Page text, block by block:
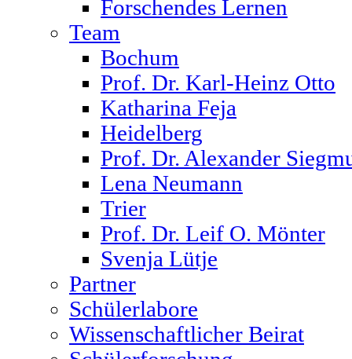
Forschendes Lernen
Team
Bochum
Prof. Dr. Karl-Heinz Otto
Katharina Feja
Heidelberg
Prof. Dr. Alexander
Lena Neumann
Trier
Prof. Dr. Leif O. Mönter
Svenja Lütje
Partner
Schülerlabore
Wissenschaftlicher Beirat